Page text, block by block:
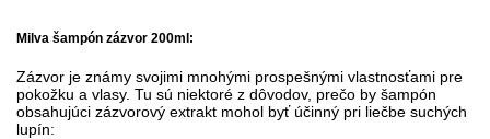
Milva šampón zázvor 200ml:
Zázvor je známy svojimi mnohými prospešnými vlastnosťami pre
pokožku a vlasy. Tu sú niektoré z dôvodov, prečo by šampón
obsahujúci zázvorový extrakt mohol byť účinný pri liečbe suchých
lupín: